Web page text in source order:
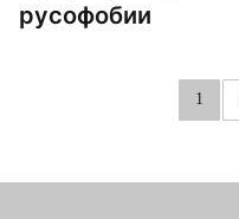
русофобии
1